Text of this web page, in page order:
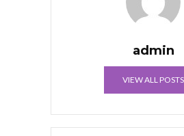
admin
VIEW ALL POSTS